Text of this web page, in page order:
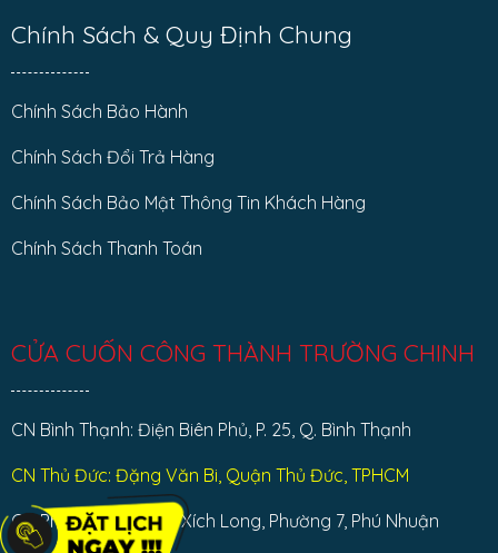
Chính Sách & Quy Định Chung
Chính Sách Bảo Hành
Chính Sách Đổi Trả Hàng
Chính Sách Bảo Mật Thông Tin Khách Hàng
Chính Sách Thanh Toán
CỬA CUỐN CÔNG THÀNH TRƯỜNG CHINH
CN Bình Thạnh: Điện Biên Phủ, P. 25, Q. Bình Thạnh
CN Thủ Đức: Đặng Văn Bi, Quận Thủ Đức, TPHCM
CN Phú Nhuận: Phan Xích Long, Phường 7, Phú Nhuận